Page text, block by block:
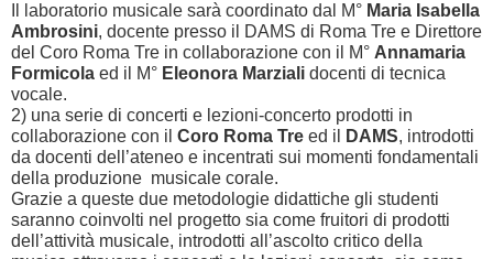
Il laboratorio musicale sarà coordinato dal M° Maria Isabella
Ambrosini, docente presso il DAMS di Roma Tre e Direttore
del Coro Roma Tre in collaborazione con il M° Annamaria
Formicola ed il M° Eleonora Marziali docenti di tecnica
vocale.
2) una serie di concerti e lezioni-concerto prodotti in
collaborazione con il Coro Roma Tre ed il DAMS, introdotti
da docenti dell’ateneo e incentrati sui momenti fondamentali
della produzione musicale corale.
Grazie a queste due metodologie didattiche gli studenti
saranno coinvolti nel progetto sia come fruitori di prodotti
dell’attività musicale, introdotti all’ascolto critico della